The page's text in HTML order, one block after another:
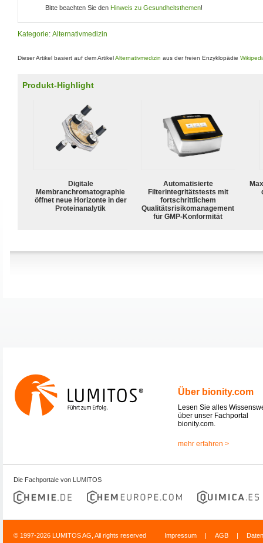
Bitte beachten Sie den Hinweis zu Gesundheitsthemen!
Kategorie: Alternativmedizin
Dieser Artikel basiert auf dem ArtikelAlternativmedizin aus der freien Enzyklopädie
Produkt-Highlight
Digitale
Membranchromatographie
öffnet neue Horizonte in der
Proteinanalytik
Automatisierte
Filterintegritätstests mit
fortschrittlichem
Qualitätsrisikomanagement
für GMP-Konformität
Über bionity.com
Lesen Sie alles
über unser Fachportal
bionity.com.
mehr erfahren >
Die Fachportale von LUMITOS
© 1997-2026 LUMITOS AG, All rights reserved Impressum | AGB |